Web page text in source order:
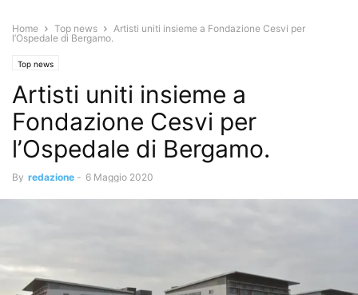
Home Top news
Artisti uniti insieme a Fondazione Cesvi per
l’Ospedale di Bergamo.
Top news
Artisti uniti insieme a
Fondazione Cesvi per
l’Ospedale di Bergamo.
By redazione - 6 Maggio 2020